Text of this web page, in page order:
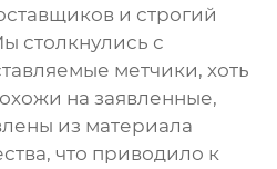
и строгий
столкнулись с
метчики, хоть
на заявленные,
из материала
что приводило к